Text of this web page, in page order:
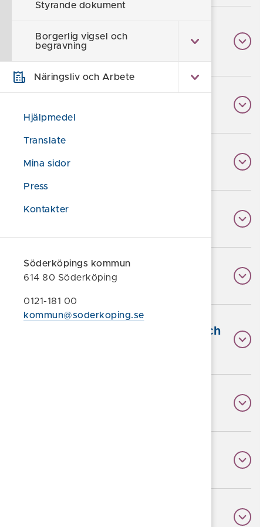
Styrande dokument
Borgerlig vigsel och
begravning
Näringsliv och Arbete
Hjälpmedel
Translate
Mina sidor
Press
Kontakter
Söderköpings kommun
614 80 Söderköping
0121-181 00
kommun@soderkoping.se
Politik (reglementen,
arbetsordning)
Policy
Riktlinjer
Kommunala bolag, ägardirektiv och